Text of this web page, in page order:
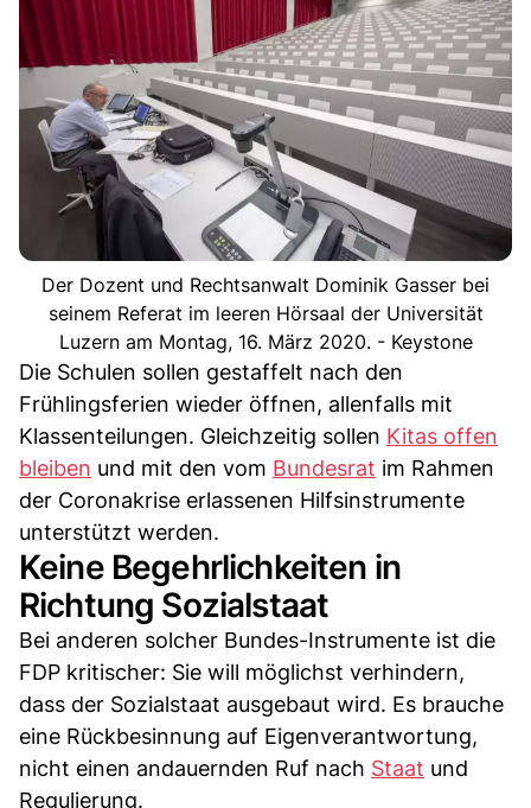
Der Dozent und Rechtsanwalt Dominik Gasser bei
seinem Referat im leeren Hörsaal der Universität
Luzern am Montag, 16. März 2020. - Keystone
Die Schulen sollen gestaffelt nach den
Frühlingsferien wieder öffnen, allenfalls mit
Klassenteilungen. Gleichzeitig sollen Kitas offen
bleiben und mit den vom Bundesrat im Rahmen
der Coronakrise erlassenen Hilfsinstrumente
unterstützt werden.
Keine Begehrlichkeiten in
Richtung Sozialstaat
Bei anderen solcher Bundes-Instrumente ist die
FDP kritischer: Sie will möglichst verhindern,
dass der Sozialstaat ausgebaut wird. Es brauche
eine Rückbesinnung auf Eigenverantwortung,
nicht einen andauernden Ruf nach Staat und
Regulierung.